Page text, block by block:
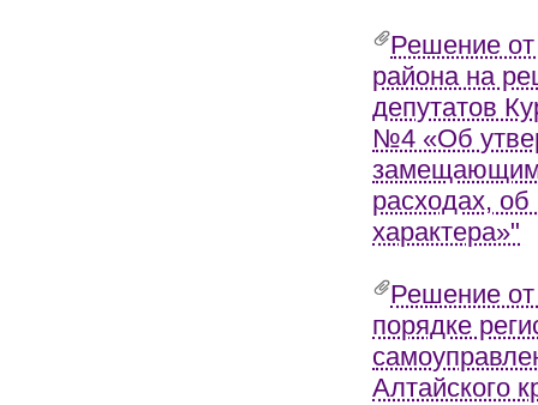
Решение
района на
депутатов
№4 «Об
расходах,
характера»"
Решение
порядке
Алтайского